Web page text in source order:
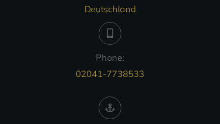
Deutschland
Phone:
02041-7738533